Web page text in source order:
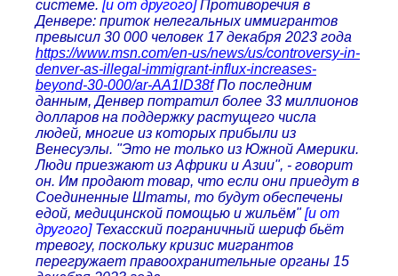
системе. [и от другого]Противоречия в
Денвере: приток нелегальных иммигрантов
превысил 30 000 человек 17 декабря 2023 года
https://www.msn.com/en-us/news/us/controversy-in-
denver-as-illegal-immigrant-influx-increases-
beyond-30-000/ar-AA1lD38fПо последним
данным, Денвер потратил более 33 миллионов
долларов на поддержку растущего числа
людей, многие из которых прибыли из
Венесуэлы. "Это не только из Южной Америки.
Люди приезжают из Африки и Азии", - говорит
он. Им продают товар, что если они приедут в
Соединенные Штаты, то будут обеспечены
едой, медицинской помощью и жильём" [и от
другого]Техасский пограничный шериф бьёт
тревогу, поскольку кризис мигрантов
перегружает правоохранительные органы 15